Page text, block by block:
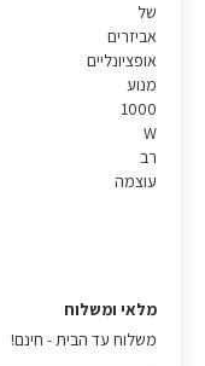
של
אביזרים
אופציונליים
מנוע
1000
W
רב
עוצמה
מלאי ומשלוח
משלוח עד הבית - חינם!